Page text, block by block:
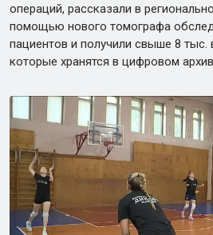
операций, рассказали в
помощью нового томографа
пациентов и получили свыше 8
которые хранятся в цифровом